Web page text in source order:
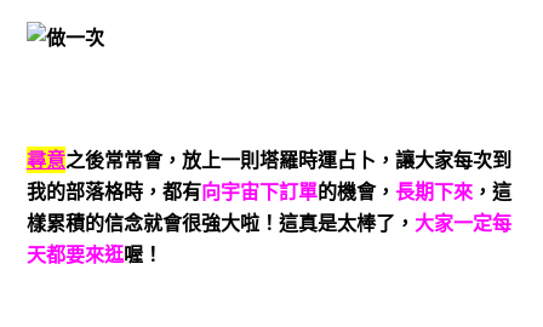
尋意之後常常會，放上一則塔羅時運占卜，讓大家每次到
我的部落格時，都有向宇宙下訂單的機會， 長期下來，這
樣累積的信念就會很強大啦！這真是太棒了， 大家一定每
天都要來逛喔！